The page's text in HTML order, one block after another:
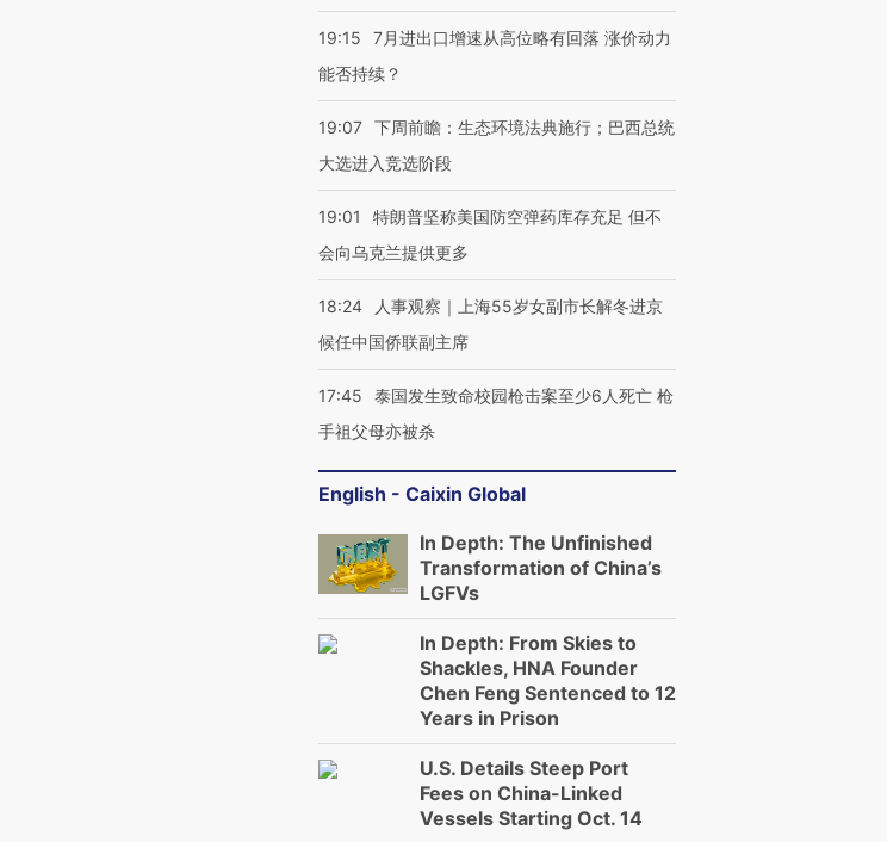
19:15
7月进出口增速从高位略有回落 涨价动力
能否持续？
19:07 下周前瞻：生态环境法典施行；巴西总统
大选进入竞选阶段
19:01
特朗普坚称美国防空弹药库存充足 但不
会向乌克兰提供更多
18:24
人事观察｜上海55岁女副市长解冬进京
候任中国侨联副主席
17:45
泰国发生致命校园枪击案至少6人死亡 枪
手祖父母亦被杀
English - Caixin Global
In Depth: The Unfinished
Transformation of China’s
LGFVs
In Depth: From Skies to
Shackles, HNA Founder
Chen Feng Sentenced to 12
Years in Prison
U.S. Details Steep Port
Fees on China-Linked
Vessels Starting Oct. 14